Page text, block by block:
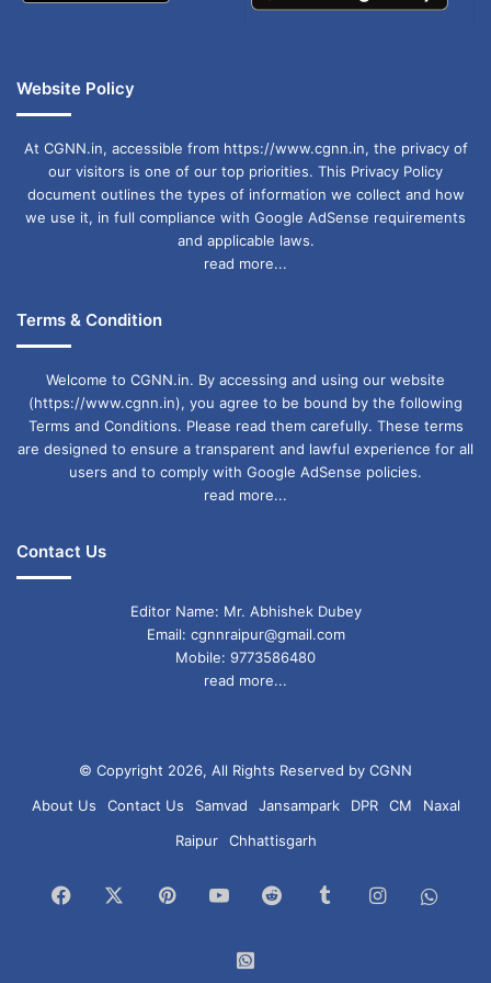
नक्सली ड्रोन ट्रेनिंग
विशाल सिंह ड्रोन सप्लाई
Website Policy
At CGNN.in, accessible from https://www.cgnn.in, the privacy of
our visitors is one of our top priorities. This Privacy Policy
document outlines the types of information we collect and how
we use it, in full compliance with Google AdSense requirements
and applicable laws.
read more...
Terms & Condition
Welcome to CGNN.in. By accessing and using our website
(https://www.cgnn.in), you agree to be bound by the following
Terms and Conditions. Please read them carefully. These terms
are designed to ensure a transparent and lawful experience for all
users and to comply with Google AdSense policies.
read more...
Contact Us
Editor Name: Mr. Abhishek Dubey
Email: cgnnraipur@gmail.com
Mobile: 9773586480
read more...
© Copyright 2026, All Rights Reserved by CGNN
About Us
Contact Us Samvad Jansampark DPR CM
Naxal
Raipur
Chhattisgarh
Facebook PinterestYouTubeReddit TumblrInstagram